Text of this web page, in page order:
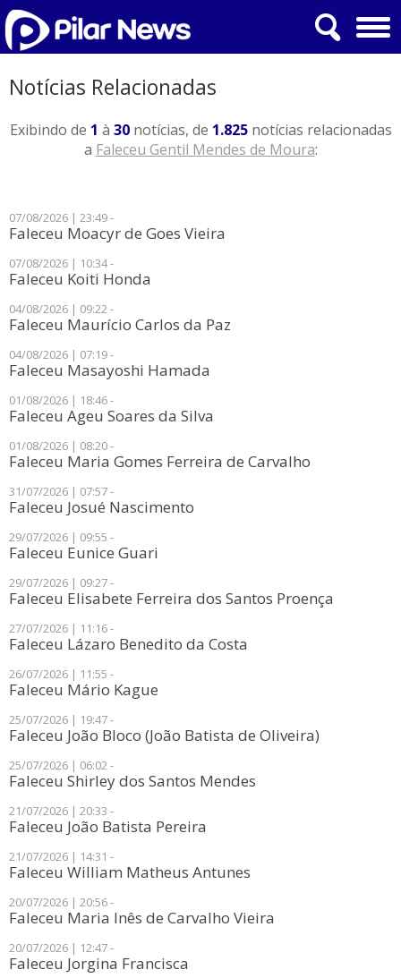
Notícias Relacionadas
Exibindo de 1 à 30notícias, de 1.825notícias relacionadas
a Faleceu Gentil Mendes de Moura:
07/08/2026 | 23:49 -
Faleceu Moacyr de Goes Vieira
07/08/2026 | 10:34 -
Faleceu Koiti Honda
04/08/2026 | 09:22 -
Faleceu Maurício Carlos da Paz
04/08/2026 | 07:19 -
Faleceu Masayoshi Hamada
01/08/2026 | 18:46 -
Faleceu Ageu Soares da Silva
01/08/2026 | 08:20 -
Faleceu Maria Gomes Ferreira de Carvalho
31/07/2026 | 07:57 -
Faleceu Josué Nascimento
29/07/2026 | 09:55 -
Faleceu Eunice Guari
29/07/2026 | 09:27 -
Faleceu Elisabete Ferreira dos Santos Proença
27/07/2026 | 11:16 -
Faleceu Lázaro Benedito da Costa
26/07/2026 | 11:55 -
Faleceu Mário Kague
25/07/2026 | 19:47 -
Faleceu João Bloco (João Batista de Oliveira)
25/07/2026 | 06:02 -
Faleceu Shirley dos Santos Mendes
21/07/2026 | 20:33 -
Faleceu João Batista Pereira
21/07/2026 | 14:31 -
Faleceu William Matheus Antunes
20/07/2026 | 20:56 -
Faleceu Maria Inês de Carvalho Vieira
20/07/2026 | 12:47 -
Faleceu Jorgina Francisca